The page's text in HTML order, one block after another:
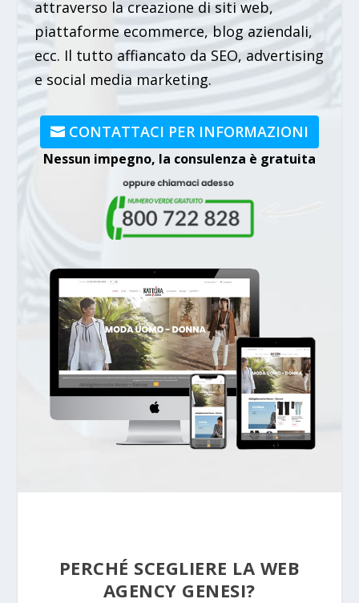
attraverso la creazione di siti web,
piattaforme ecommerce, blog aziendali,
ecc. Il tutto affiancato da SEO, advertising
e social media marketing.
CONTATTACI PER INFORMAZIONI
Nessun impegno, la consulenza è gratuita
PERCHÉ SCEGLIERE LA WEB
AGENCY GENESI?